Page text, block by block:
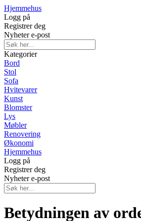
Hjemmehus
Logg på
Registrer deg
Nyheter e-post
Kategorier
Bord
Stol
Sofa
Hvitevarer
Kunst
Blomster
Lys
Møbler
Renovering
Økonomi
Hjemmehus
Logg på
Registrer deg
Nyheter e-post
Betydningen av